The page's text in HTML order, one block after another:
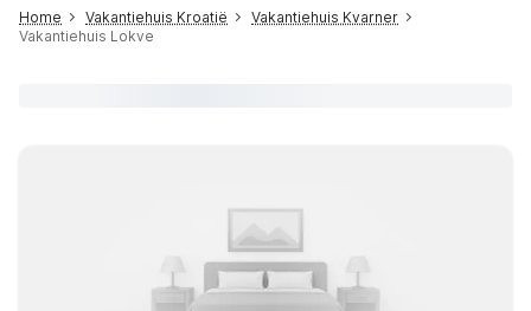
Home Vakantiehuis Kroatië
Vakantiehuis Kvarner
Vakantiehuis Lokve